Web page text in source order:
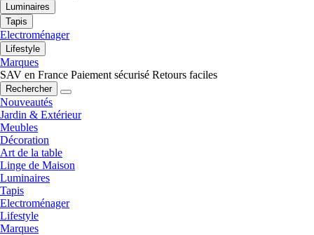
Luminaires
Tapis
Electroménager
Lifestyle
Marques
SAV en France Paiement sécurisé Retours faciles
Rechercher
Nouveautés
Jardin & Extérieur
Meubles
Décoration
Art de la table
Linge de Maison
Luminaires
Tapis
Electroménager
Lifestyle
Marques